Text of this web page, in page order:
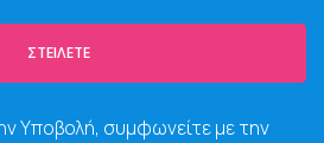
ΣΤΕΊΛΕΤΕ
Υποβολή, συμφωνείτε με την